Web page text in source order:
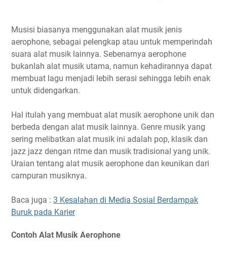
Musisi biasanya menggunakan alat musik jenis
aerophone, sebagai pelengkap atau untuk memperindah
suara alat musik lainnya. Sebenarnya aerophone
bukanlah alat musik utama, namun kehadirannya dapat
membuat lagu menjadi lebih serasi sehingga lebih enak
untuk didengarkan.
Hal itulah yang membuat alat musik aerophone unik dan
berbeda dengan alat musik lainnya. Genre musik yang
sering melibatkan alat musik ini adalah pop, klasik dan
jazz jazz dengan ritme dan musik tradisional yang unik.
Uraian tentang alat musik aerophone dan keunikan dari
campuran musiknya.
Baca juga : 3 Kesalahan di Media Sosial Berdampak
Buruk pada Karier
Contoh Alat Musik Aerophone